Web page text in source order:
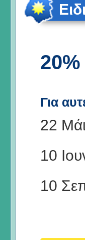
Για
22
10
10